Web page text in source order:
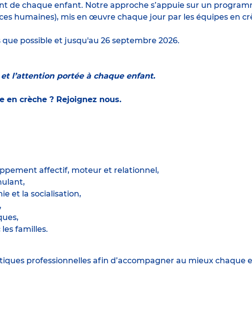
de chaque enfant. Notre approche s’appuie sur un
humaines), mis en œuvre chaque jour par les équipes en
possible et jusqu'au 26 septembre 2026.
l’attention portée à chaque enfant.
en crèche ? Rejoignez nous.
affectif, moteur et relationnel,
et la socialisation,
familles.
professionnelles afin d’accompagner au mieux